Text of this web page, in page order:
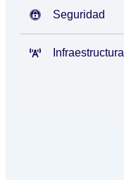
Seguridad
Infraestructura